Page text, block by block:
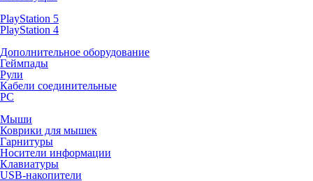
PlayStation 5
PlayStation 4
Дополнительное оборудование
Геймпады
Рули
Кабели соединительные
PC
Мыши
Коврики для мышек
Гарнитуры
Носители информации
Клавиатуры
USB-накопители